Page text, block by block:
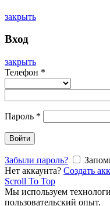
закрыть
Вход
закрыть
Телефон *
Пароль *
Войти
Забыли пароль?
Нет аккаунта? Создать
Scroll To Top
Мы используем
пользовательский опыт.